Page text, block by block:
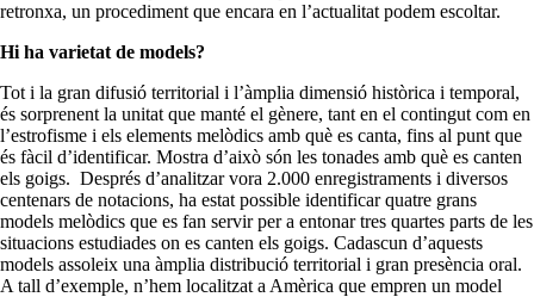
retronxa, un procediment que encara en l’actualitat podem escoltar.
Hi ha varietat de models?
Tot i la gran difusió territorial i l’àmplia dimensió històrica i temporal,
és sorprenent la unitat que manté el gènere, tant en el contingut com en
l’estrofisme i els elements melòdics amb què es canta, fins al punt que
és fàcil d’identificar. Mostra d’això són les tonades amb què es canten
els goigs. Després d’analitzar vora 2.000 enregistraments i diversos
centenars de notacions, ha estat possible identificar quatre grans
models melòdics que es fan servir per a entonar tres quartes parts de les
situacions estudiades on es canten els goigs. Cadascun d’aquests
models assoleix una àmplia distribució territorial i gran presència oral.
A tall d’exemple, n’hem localitzat a Amèrica que empren un model